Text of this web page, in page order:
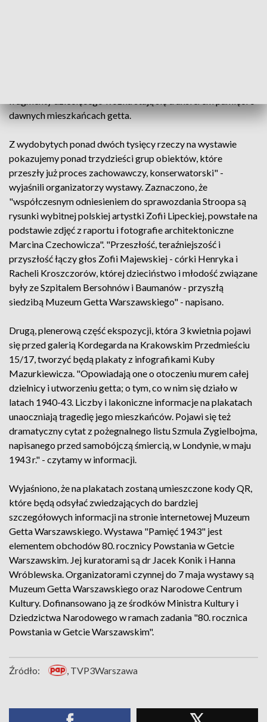
dawnych mieszkańcach getta.
Z wydobytych ponad dwóch tysięcy rzeczy na wystawie
pokazujemy ponad trzydzieści grup obiektów, które
przeszły już proces zachowawczy, konserwatorski" -
wyjaśnili organizatorzy wystawy. Zaznaczono, że
"współczesnym odniesieniem do sprawozdania Stroopa są
rysunki wybitnej polskiej artystki Zofii Lipeckiej, powstałe na
podstawie zdjęć z raportu i fotografie architektoniczne
Marcina Czechowicza". "Przeszłość, teraźniejszość i
przyszłość łączy głos Zofii Majewskiej - córki Henryka i
Racheli Kroszczorów, której dzieciństwo i młodość związane
były ze Szpitalem Bersohnów i Baumanów - przyszłą
siedzibą Muzeum Getta Warszawskiego" - napisano.
Drugą, plenerową część ekspozycji, która 3 kwietnia pojawi
się przed galerią Kordegarda na Krakowskim Przedmieściu
15/17, tworzyć będą plakaty z infografikami Kuby
Mazurkiewicza. "Opowiadają one o otoczeniu murem całej
dzielnicy i utworzeniu getta; o tym, co w nim się działo w
latach 1940-43. Liczby i lakoniczne informacje na plakatach
unaoczniają tragedię jego mieszkańców. Pojawi się też
dramatyczny cytat z pożegnalnego listu Szmula Zygielbojma,
napisanego przed samobójczą śmiercią, w Londynie, w maju
1943 r." - czytamy w informacji.
Wyjaśniono, że na plakatach zostaną umieszczone kody QR,
które będą odsyłać zwiedzających do bardziej
szczegółowych informacji na stronie internetowej Muzeum
Getta Warszawskiego. Wystawa "Pamięć 1943" jest
elementem obchodów 80. rocznicy Powstania w Getcie
Warszawskim. Jej kuratorami są dr Jacek Konik i Hanna
Wróblewska. Organizatorami czynnej do 7 maja wystawy są
Muzeum Getta Warszawskiego oraz Narodowe Centrum
Kultury. Dofinansowano ją ze środków Ministra Kultury i
Dziedzictwa Narodowego w ramach zadania "80. rocznica
Powstania w Getcie Warszawskim".
Źródło: , TVP3Warszawa